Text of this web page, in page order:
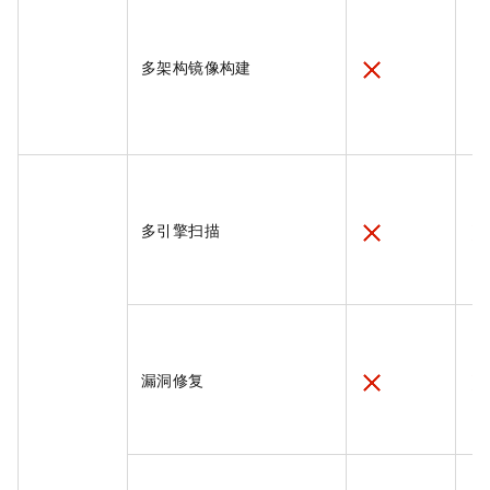
多架构镜像构建
多引擎扫描
漏洞修复